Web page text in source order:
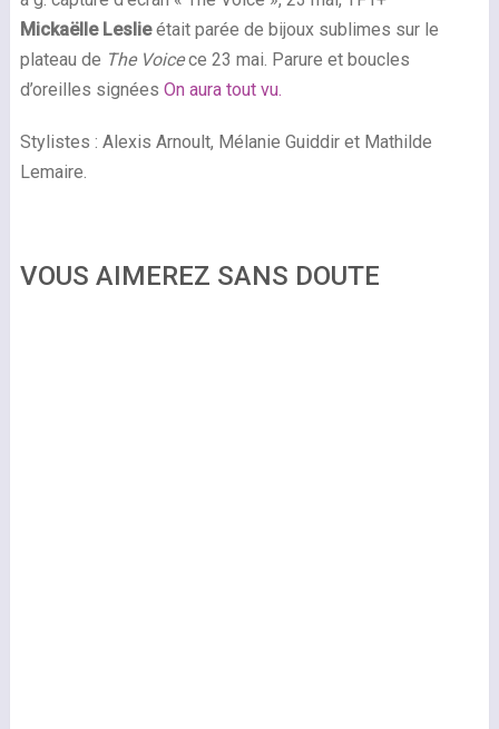
Mickaëlle Leslieétait parée de bijoux sublimes sur le
plateau de The Voicece 23 mai. Parure et boucles
d’oreilles signées On aura tout vu.
Stylistes : Alexis Arnoult, Mélanie Guiddir et Mathilde
Lemaire.
VOUS AIMEREZ SANS DOUTE